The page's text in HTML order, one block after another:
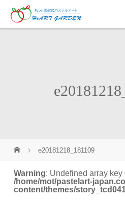
e20181218_181109
Warning: Undefined array key
/home/mot/pastelart-
content/themes/